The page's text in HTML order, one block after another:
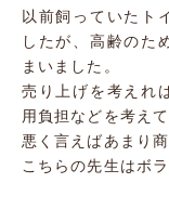
以前飼っていたト
したが、高齢のた
まいました。
売り上げを考えれ
用負担などを考え
悪く言えばあまり
こちらの先生はボ